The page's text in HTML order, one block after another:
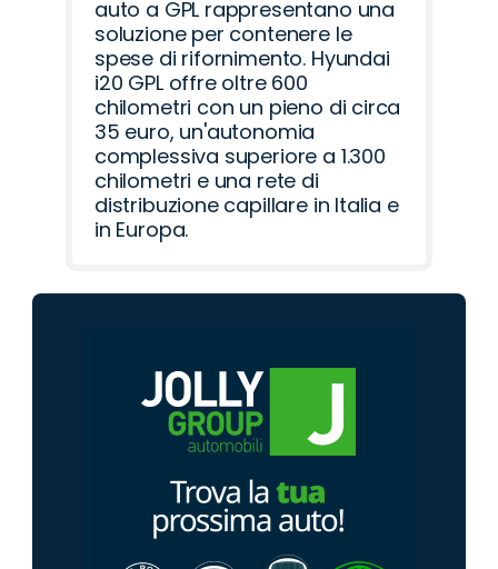
auto a GPL rappresentano una
soluzione per contenere le
spese di rifornimento. Hyundai
i20 GPL offre oltre 600
chilometri con un pieno di circa
35 euro, un'autonomia
complessiva superiore a 1.300
chilometri e una rete di
distribuzione capillare in Italia e
in Europa.